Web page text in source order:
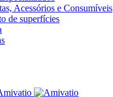
Acessórios e Consumíveis
de superfícies